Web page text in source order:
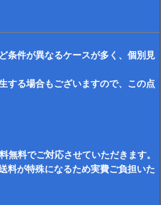
条件が異なるケースが多く、個別見
する場合もございますので、この点
料でご対応させていただきます。
料が特殊になるため実費ご負担いた